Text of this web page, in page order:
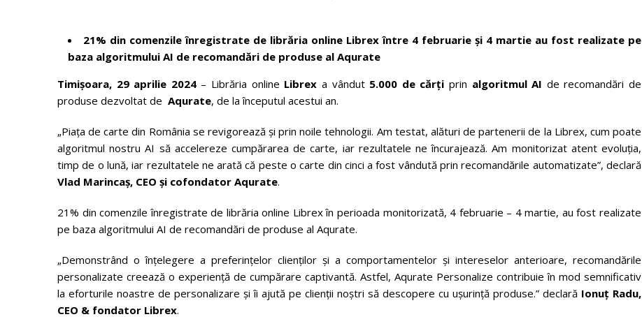
21% din comenzile înregistrate de librăria online Librex între 4 februarie și 4 martie au fost realizate pe
baza algoritmului AI de recomandări de produse al Aqurate
Timișoara, 29 aprilie 2024 – Librăria online Librex a vândut 5.000 de cărți prin algoritmul AI de recomandări de
produse dezvoltat de Aqurate, de la începutul acestui an.
„Piața de carte din România se revigorează și prin noile tehnologii. Am testat, alături de partenerii de la Librex, cum poate
algoritmul nostru AI să accelereze cumpărarea de carte, iar rezultatele ne încurajează. Am monitorizat atent evoluția,
timp de o lună, iar rezultatele ne arată că peste o carte din cinci a fost vândută prin recomandările automatizate”, declară
Vlad Marincaș, CEO și cofondator Aqurate.
21% din comenzile înregistrate de librăria online Librex în perioada monitorizată, 4 februarie – 4 martie, au fost realizate
pe baza algoritmului AI de recomandări de produse al Aqurate.
„Demonstrând o înțelegere a preferințelor clienților și a comportamentelor și intereselor anterioare, recomandările
personalizate creează o experiență de cumpărare captivantă. Astfel, Aqurate Personalize contribuie în mod semnificativ
la eforturile noastre de personalizare și îi ajută pe clienții noștri să descopere cu ușurință produse.” declară Ionuţ Radu,
CEO & fondator Librex.